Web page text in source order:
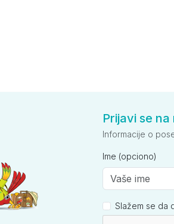
Prijavi se
Informacije o
Ime (opciono)
Slažem se da